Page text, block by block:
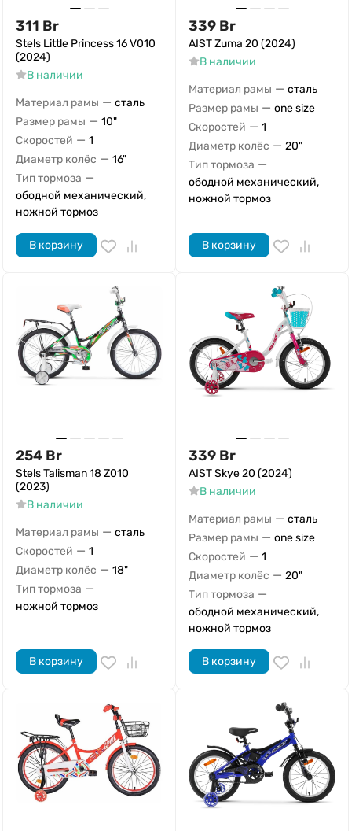
311 Br
Stels Little Princess 16 V010
(2024)
В наличии
Материал рамы — сталь
Размер рамы — 10"
Скоростей — 1
Диаметр колёс — 16"
Тип тормоза —
ободной механический,
ножной тормоз
В корзину
339 Br
AIST Zuma 20 (2024)
В наличии
Материал рамы — сталь
Размер рамы — one size
Скоростей — 1
Диаметр колёс — 20"
Тип тормоза —
ободной механический,
ножной тормоз
В корзину
254 Br
Stels Talisman 18 Z010
(2023)
В наличии
Материал рамы — сталь
Скоростей — 1
Диаметр колёс — 18"
Тип тормоза —
ножной тормоз
В корзину
339 Br
AIST Skye 20 (2024)
В наличии
Материал рамы — сталь
Размер рамы — one size
Скоростей — 1
Диаметр колёс — 20"
Тип тормоза —
ободной механический,
ножной тормоз
В корзину